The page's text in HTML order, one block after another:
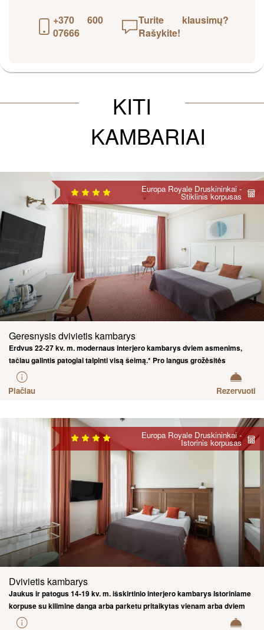
+370 600
07666
Turite klausimų?
Rašykite!
KITI
KAMBARIAI
Europa Royale Druskininkai -
Stiklinis korpusas
Geresnysis dvivietis kambarys
Erdvus 22-27 kv. m. modernaus interjero kambarys dviem asmenims,
tačiau galintis patogiai talpinti visą šeimą.* Pro langus grožėsitės
kerinčiais Nemuno krantinės vaizdais arba miesto centro ir grojančio
fontano šokiu.
Plačiau Rezervuoti
Europa Royale Druskininkai -
Istorinis korpusas
Dvivietis kambarys
Jaukus ir patogus 14-19 kv. m. išskirtinio interjero kambarys Istoriniame
korpuse su kilimine danga arba parketu pritaikytas vienam arba dviem
asmenims. Pro langus grožėsitės miesto arba parko vaizdais.